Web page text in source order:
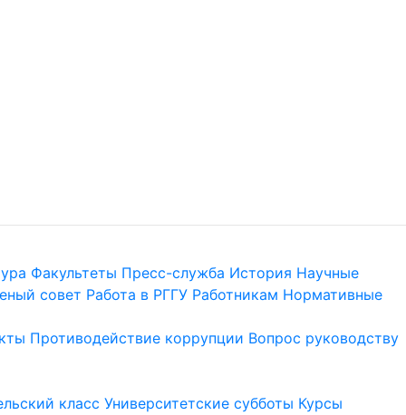
Факультеты Пресс-служба История Научные
совет Работа в РГГУ Работникам Нормативные
Противодействие коррупции Вопрос руководству
класс Университетские субботы Курсы